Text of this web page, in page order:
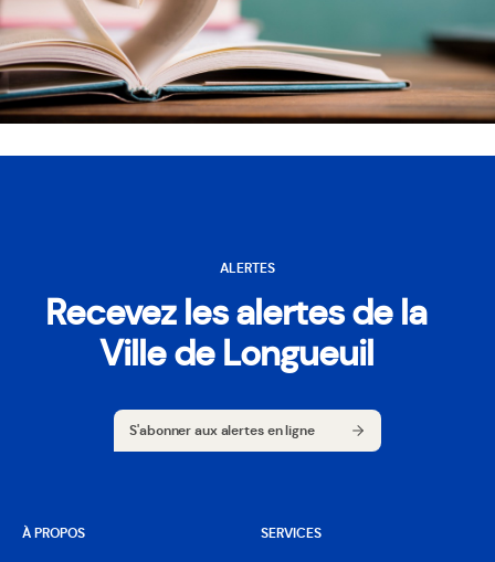
ALERTES
Recevez les alertes de la
Ville de Longueuil
S'abonner aux alertes en ligne
À PROPOS SERVICES